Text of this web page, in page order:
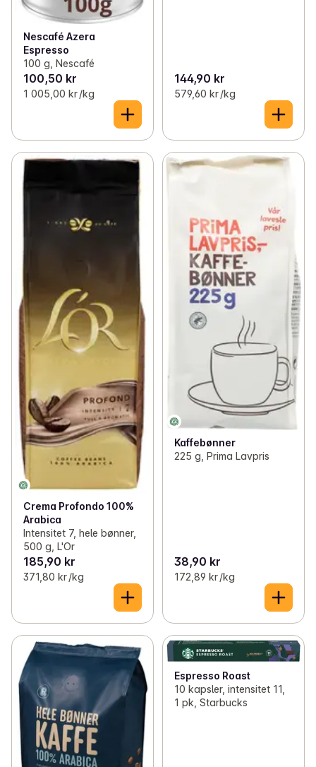
Nescafé Azera
Espresso
100 g, Nescafé
100,50 kr
1 005,00 kr /kg
144,90 kr
579,60 kr /kg
Crema Profondo 100%
Arabica
Intensitet 7, hele bønner,
500 g, L'Or
185,90 kr
371,80 kr /kg
Kaffebønner
225 g, Prima Lavpris
38,90 kr
172,89 kr /kg
Espresso Roast
10 kapsler, intensitet 11,
1 pk, Starbucks